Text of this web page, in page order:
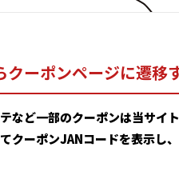
クーポンページに遷移
など一部のクーポンは当サイ
クーポンJANコードを表示し